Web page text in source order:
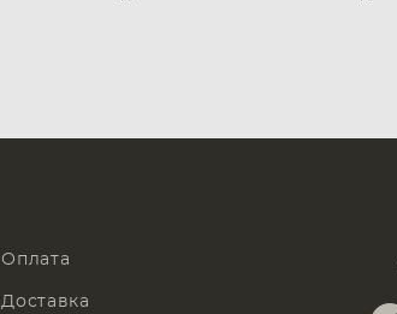
Оплата
Доставка